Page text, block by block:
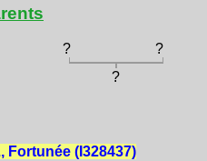
?
?
?
Fortunée (I328437)